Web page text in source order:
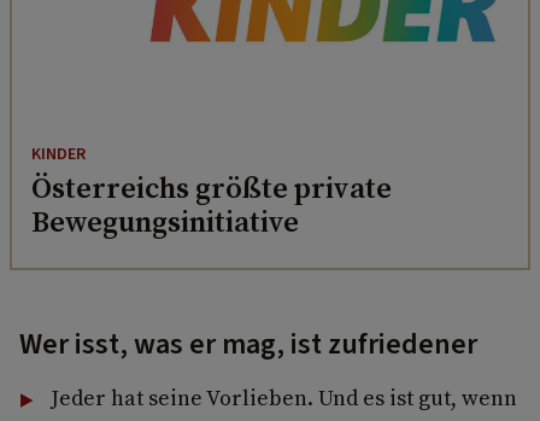
KINDER
Österreichs größte private
Bewegungsinitiative
Wer isst, was er mag, ist zufriedener
Jeder hat seine Vorlieben. Und es ist gut, wenn